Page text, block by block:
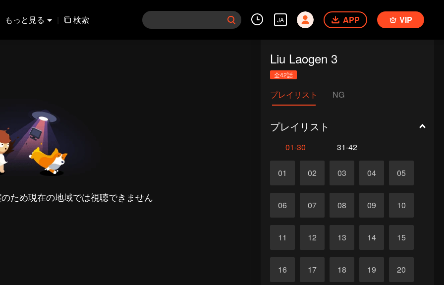
もっと見る | 検索 JA APP VIP
ため現在の地域では視聴できません
Liu Laogen 3
全42話
プレイリスト NG
プレイリスト
01-30 31-42
01 02 03 04 05
06 07 08 09 10
11 12 13 14 15
16 17 18 19 20